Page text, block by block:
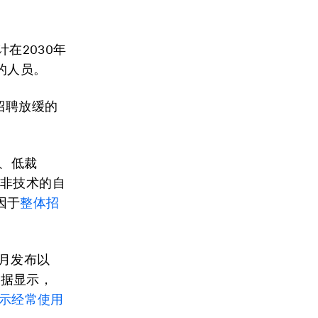
在2030年
员。
聘放缓的
低裁
技术的自
于整体招
发布以
显示，
经常使用